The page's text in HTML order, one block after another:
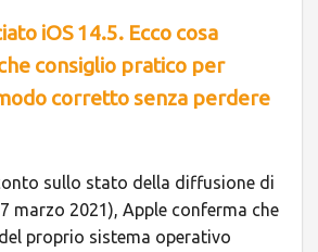
iOS 14.5. Ecco cosa
consiglio pratico per
corretto senza perdere
sullo stato della diffusione di
marzo 2021), Apple conferma che
proprio sistema operativo